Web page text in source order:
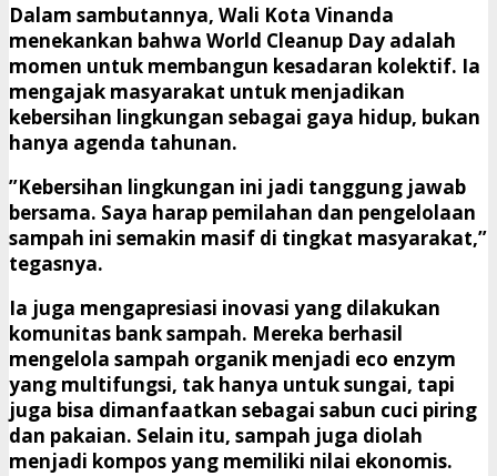
​Dalam sambutannya, Wali Kota Vinanda
menekankan bahwa World Cleanup Day adalah
momen untuk membangun kesadaran kolektif. Ia
mengajak masyarakat untuk menjadikan
kebersihan lingkungan sebagai gaya hidup, bukan
hanya agenda tahunan.
​”Kebersihan lingkungan ini jadi tanggung jawab
bersama. Saya harap pemilahan dan pengelolaan
sampah ini semakin masif di tingkat masyarakat,”
tegasnya.
​Ia juga mengapresiasi inovasi yang dilakukan
komunitas bank sampah. Mereka berhasil
mengelola sampah organik menjadi eco enzym
yang multifungsi, tak hanya untuk sungai, tapi
juga bisa dimanfaatkan sebagai sabun cuci piring
dan pakaian. Selain itu, sampah juga diolah
menjadi kompos yang memiliki nilai ekonomis.